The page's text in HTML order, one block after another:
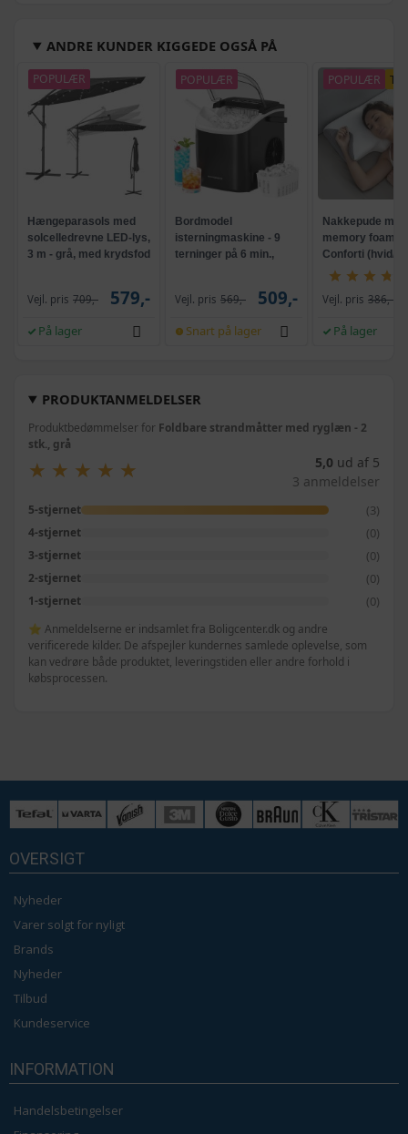
PRODUKTANMELDELSER
Produktbedømmelser for Foldbare strandmåtter med ryglæn - 2
stk., grå
★
★ ★
★ ★
★ ★
★ ★
★ 5,0 ud af 5
3 anmeldelser
5-stjernet (3)
4-stjernet (0)
3-stjernet (0)
2-stjernet (0)
1-stjernet (0)
⭐ Anmeldelserne er indsamlet fra Boligcenter.dk og andre
verificerede kilder. De afspejler kundernes samlede oplevelse, som
kan vedrøre både produktet, leveringstiden eller andre forhold i
købsprocessen.
ANDRE KUNDER KIGGEDE OGSÅ PÅ
POPULÆR
Hængeparasols med
solcelledrevne LED-lys,
3 m - grå, med krydsfod
Vejl. pris 709,- 579,-
På lager
POPULÆR
Bordmodel
isterningmaskine - 9
terninger på 6 min.,
Vejl. pris 569,- 509,-
Snart på lager
POPULÆR
Nakkepude med
memory foam -
Conforti (hvid/
Vejl. pris 386,-
På lager
OVERSIGT
Nyheder
Varer solgt for nyligt
Brands
Nyheder
Tilbud
Kundeservice
INFORMATION
Handelsbetingelser